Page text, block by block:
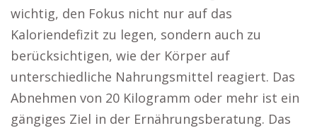
wichtig, den Fokus nicht nur auf das
Kaloriendefizit zu legen, sondern auch zu
berücksichtigen, wie der Körper auf
unterschiedliche Nahrungsmittel reagiert. Das
Abnehmen von 20 Kilogramm oder mehr ist ein
gängiges Ziel in der Ernährungsberatung. Das